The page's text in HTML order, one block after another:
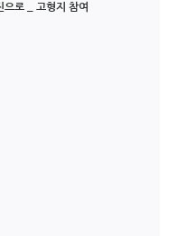
으로 _ 고형지 참여